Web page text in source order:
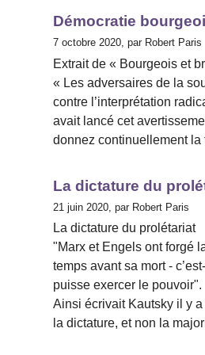
Démocratie
7 octobre 2020, par Robert Paris
Extrait de « Bourgeois et
« Les adversaires de la
contre l’interprétation
avait lancé cet
donnez continuellement
La dictature du
21 juin 2020, par Robert Paris
La dictature du prolétariat
"Marx et Engels ont forgé
temps avant sa mort -
puisse exercer le pouvoir".
Ainsi écrivait Kautsky il y
la dictature, et non la